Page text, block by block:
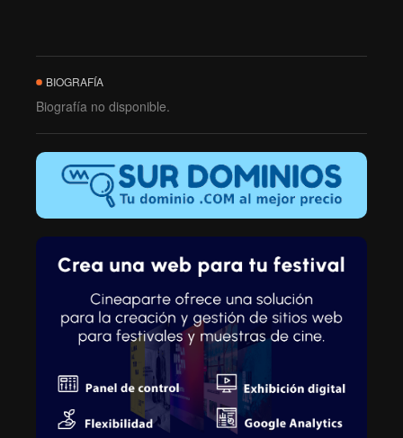
BIOGRAFÍA
Biografía no disponible.